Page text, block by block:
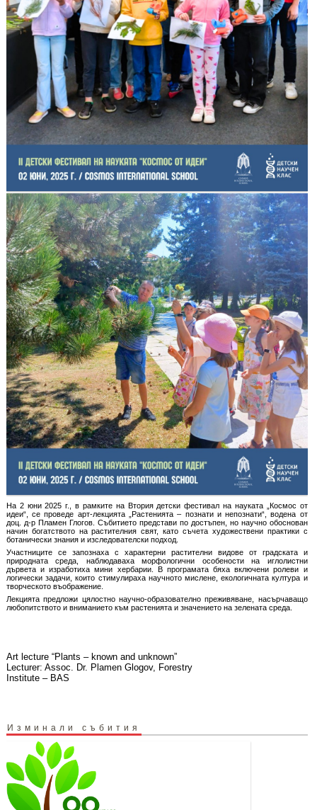
На 2 юни 2025 г., в рамките на Втория детски фестивал на науката „Космос от
идеи“, се проведе арт-лекцията „Растенията – познати и непознати“, водена от
доц. д-р Пламен Глогов. Събитието представи по достъпен, но научно обоснован
начин богатството на растителния свят, като съчета художествени практики с
ботанически знания и изследователски подход.
Участниците се запознаха с характерни растителни видове от градската и
природната среда, наблюдаваха морфологични особености на иглолистни
дървета и изработиха мини хербарии. В програмата бяха включени ролеви и
логически задачи, които стимулираха научното мислене, екологичната култура и
творческото въображение.
Лекцията предложи цялостно научно-образователно преживяване, насърчаващо
любопитството и вниманието към растенията и значението на зелената среда.
Art lecture “Plants – known and unknown”
Lecturer: Assoc. Dr. Plamen Glogov, Forestry
Institute – BAS
Изминали събития